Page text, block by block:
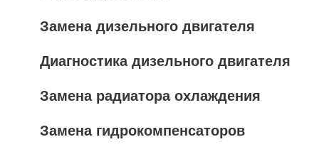
Замена дизельного двигателя
Диагностика дизельного двигателя
Замена радиатора охлаждения
Замена гидрокомпенсаторов